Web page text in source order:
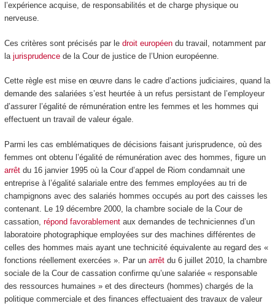
l’expérience acquise, de responsabilités et de charge physique ou
nerveuse.
Ces critères sont précisés par le droit européendu travail, notamment par
la jurisprudencede la Cour de justice de l’Union européenne.
Cette règle est mise en œuvre dans le cadre d’actions judiciaires, quand la
demande des salariées s’est heurtée à un refus persistant de l’employeur
d’assurer l’égalité de rémunération entre les femmes et les hommes qui
effectuent un travail de valeur égale.
Parmi les cas emblématiques de décisions faisant jurisprudence, où des
femmes ont obtenu l’égalité de rémunération avec des hommes, figure un
arrêtdu 16 janvier 1995 où la Cour d’appel de Riom condamnait une
entreprise à l’égalité salariale entre des femmes employées au tri de
champignons avec des salariés hommes occupés au port des caisses les
contenant. Le 19 décembre 2000, la chambre sociale de la Cour de
cassation, répond favorablementaux demandes de techniciennes d’un
laboratoire photographique employées sur des machines différentes de
celles des hommes mais ayant une technicité équivalente au regard des «
fonctions réellement exercées ». Par un arrêtdu 6 juillet 2010, la chambre
sociale de la Cour de cassation confirme qu’une salariée « responsable
des ressources humaines » et des directeurs (hommes) chargés de la
politique commerciale et des finances effectuaient des travaux de valeur